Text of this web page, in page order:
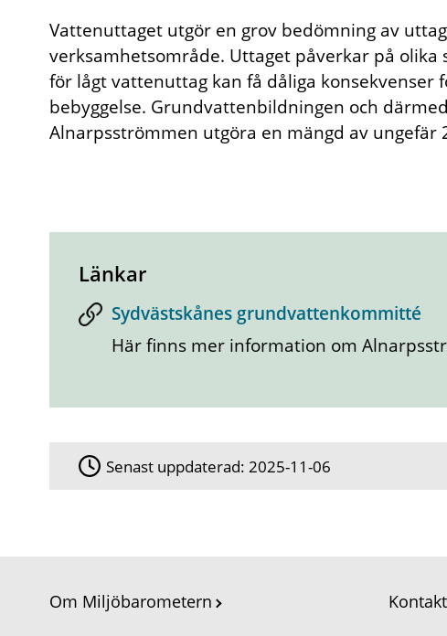
Vattenuttaget utgör en grov bedömning av
verksamhetsområde. Uttaget påverkar på
för lågt vattenuttag kan få dåliga konsekvenser
bebyggelse. Grundvattenbildningen och
Alnarpsströmmen utgöra en mängd av ungefär
Länkar
Sydvästskånes grundvattenkommitté
Här finns mer information om
Senast uppdaterad:2025-11-06
Om Miljöbarometern